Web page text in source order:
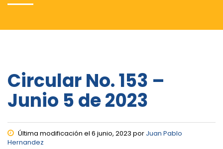
Circular No. 153 –
Junio 5 de 2023
Última modificación el 6 junio, 2023 por Juan Pablo
Hernandez